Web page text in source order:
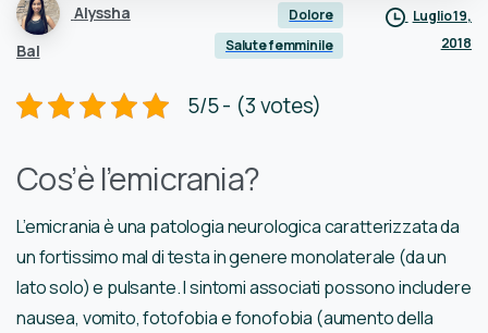
Alyssha
Bal
Dolore
Salute femminile
Luglio 19,
2018
5/5 - (3 votes)
Cos’è l’emicrania?
L’emicrania è una patologia neurologica caratterizzata da
un fortissimo mal di testa in genere monolaterale (da un
lato solo) e pulsante. I sintomi associati possono includere
nausea, vomito, fotofobia e fonofobia (aumento della